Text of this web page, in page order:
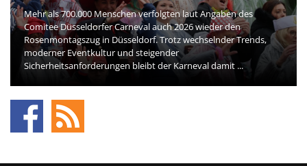
Mehr als 700.000 Menschen verfolgten laut Angaben des
Comitee Düsseldorfer Carneval auch 2026 wieder den
Rosenmontagszug in Düsseldorf. Trotz wechselnder Trends,
moderner Eventkultur und steigender
Sicherheitsanforderungen bleibt der Karneval damit ...